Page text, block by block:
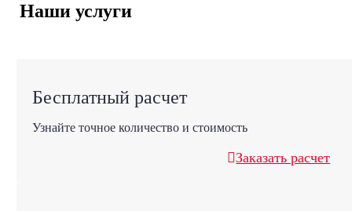
Наши услуги
Бесплатный расчет
Узнайте точное количество и стоимость
Заказать расчет